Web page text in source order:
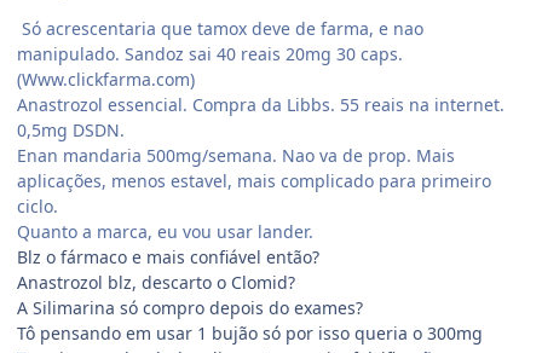
Só acrescentaria que tamox deve de farma, e nao
manipulado. Sandoz sai 40 reais 20mg 30 caps.
(Www.clickfarma.com)
Anastrozol essencial. Compra da Libbs. 55 reais na internet.
0,5mg DSDN.
Enan mandaria 500mg/semana. Nao va de prop. Mais
aplicações, menos estavel, mais complicado para primeiro
ciclo.
Quanto a marca, eu vou usar lander.
Blz o fármaco e mais confiável então?
Anastrozol blz, descarto o Clomid?
A Silimarina só compro depois do exames?
Tô pensando em usar 1 bujão só por isso queria o 300mg